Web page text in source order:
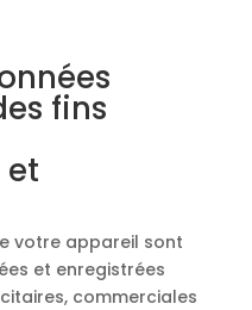
fins
votre appareil sont
et enregistrées
commerciales